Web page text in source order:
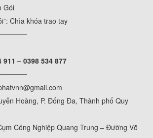
Gói
Chìa khóa trao tay
911 – 0398 534 877
Hoàng, P. Đống Đa, Thành phố Quy
Công Nghiệp Quang Trung – Đường Võ